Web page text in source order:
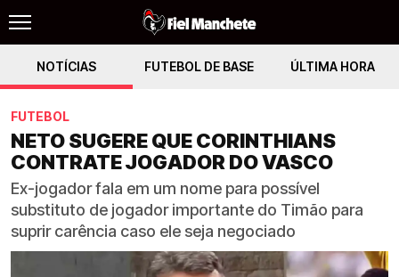
NOTÍCIAS FUTEBOL DE BASE ÚLTIMA HORA
FUTEBOL
NETO SUGERE QUE CORINTHIANS
CONTRATE JOGADOR DO VASCO
Ex-jogador fala em um nome para possível
substituto de jogador importante do Timão para
suprir carência caso ele seja negociado